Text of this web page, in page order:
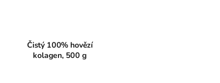
Čistý 100% hovězí
kolagen, 500 g